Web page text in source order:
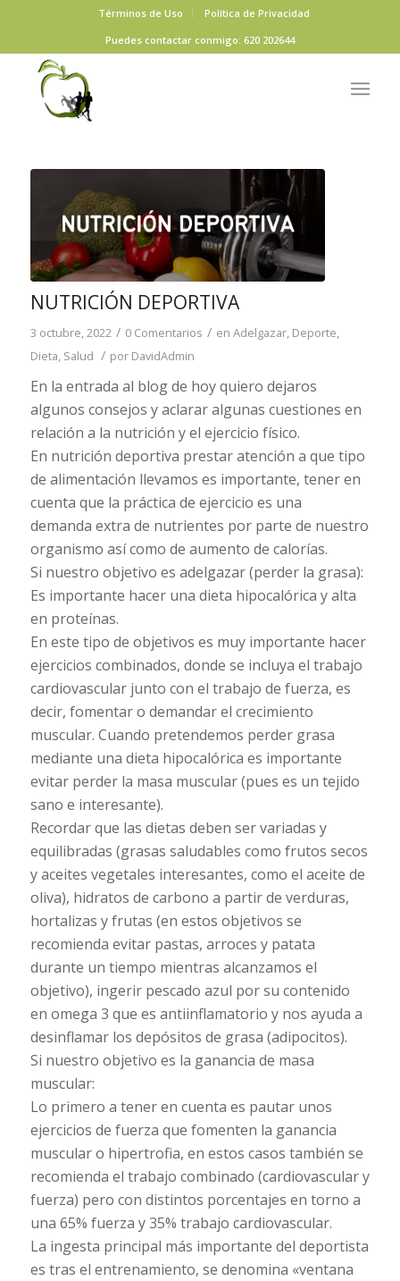
Términos de Uso
Política de Privacidad
Puedes contactar conmigo: 620 202644
NUTRICIÓN DEPORTIVA
3 octubre, 2022 / 0 Comentarios / en Adelgazar, Deporte,
Dieta, Salud / por DavidAdmin
En la entrada al blog de hoy quiero dejaros
algunos consejos y aclarar algunas cuestiones en
relación a la nutrición y el ejercicio físico.
En nutrición deportiva prestar atención a que tipo
de alimentación llevamos es importante, tener en
cuenta que la práctica de ejercicio es una
demanda extra de nutrientes por parte de nuestro
organismo así como de aumento de calorías.
Si nuestro objetivo es adelgazar (perder la grasa):
Es importante hacer una dieta hipocalórica y alta
en proteínas.
En este tipo de objetivos es muy importante hacer
ejercicios combinados, donde se incluya el trabajo
cardiovascular junto con el trabajo de fuerza, es
decir, fomentar o demandar el crecimiento
muscular. Cuando pretendemos perder grasa
mediante una dieta hipocalórica es importante
evitar perder la masa muscular (pues es un tejido
sano e interesante).
Recordar que las dietas deben ser variadas y
equilibradas (grasas saludables como frutos secos
y aceites vegetales interesantes, como el aceite de
oliva), hidratos de carbono a partir de verduras,
hortalizas y frutas (en estos objetivos se
recomienda evitar pastas, arroces y patata
durante un tiempo mientras alcanzamos el
objetivo), ingerir pescado azul por su contenido
en omega 3 que es antiinflamatorio y nos ayuda a
desinflamar los depósitos de grasa (adipocitos).
Si nuestro objetivo es la ganancia de masa
muscular:
Lo primero a tener en cuenta es pautar unos
ejercicios de fuerza que fomenten la ganancia
muscular o hipertrofia, en estos casos también se
recomienda el trabajo combinado (cardiovascular y
fuerza) pero con distintos porcentajes en torno a
una 65% fuerza y 35% trabajo cardiovascular.
La ingesta principal más importante del deportista
es tras el entrenamiento, se denomina «ventana